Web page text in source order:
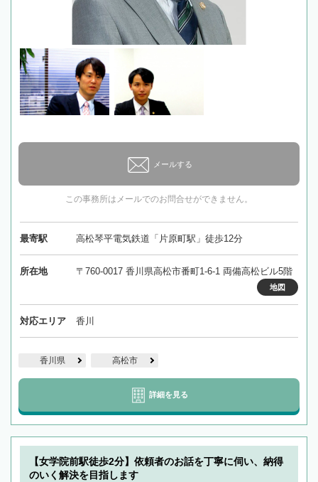
メールする
この事務所はメールでのお問合せができません。
最寄駅 高松琴平電気鉄道「片原町駅」徒歩12分
所在地 〒760-0017 香川県高松市番町1-6-1 両備高松ビル5階
地図
対応エリア 香川
香川県 高松市
詳細を見る
【女学院前駅徒歩2分】依頼者のお話を丁寧に伺い、納得
のいく解決を目指します